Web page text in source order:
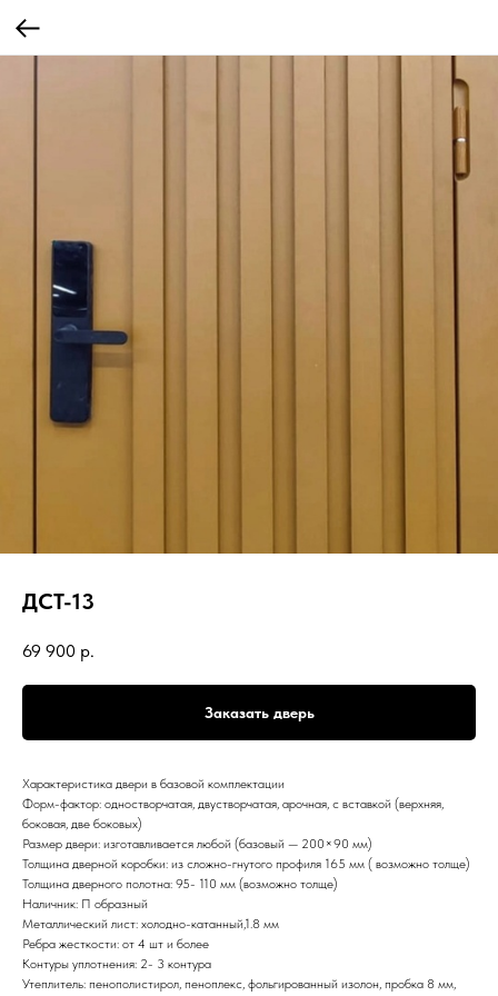
ДСТ-13
69 900 р.
Заказать дверь
Характеристика двери в базовой комплектации
Форм-фактор: одностворчатая, двустворчатая, арочная, с вставкой (верхняя,
боковая, две боковых)
Размер двери: изготавливается любой (базовый — 200×90 мм)
Толщина дверной коробки: из сложно-гнутого профиля 165 мм ( возможно толще)
Толщина дверного полотна: 95- 110 мм (возможно толще)
Наличник: П образный
Металлический лист: холодно-катанный,1.8 мм
Ребра жесткости: от 4 шт и более
Контуры уплотнения: 2- 3 контура
Утеплитель: пенополистирол, пеноплекс, фольгированный изолон, пробка 8 мм,